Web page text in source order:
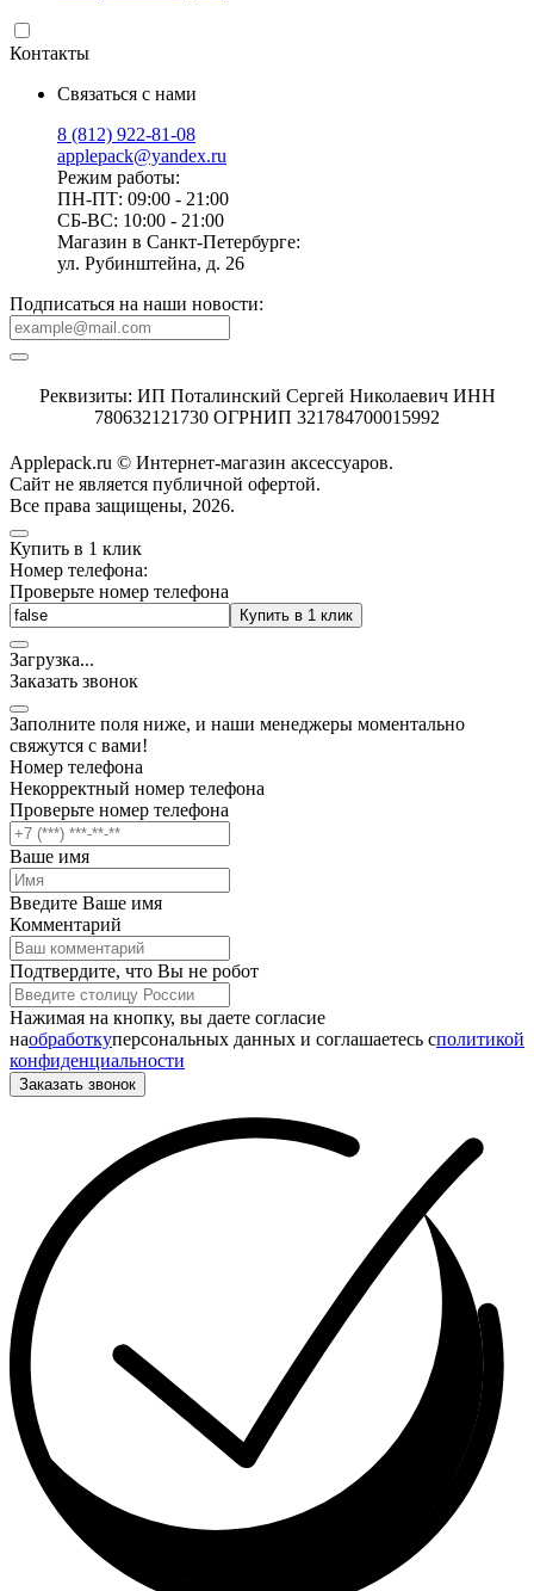
Контакты
Связаться с нами
8 (812) 922-81-08
applepack@yandex.ru
Режим работы:
ПН-ПТ: 09:00 - 21:00
СБ-ВС: 10:00 - 21:00
Магазин в Санкт-Петербурге:
ул. Рубинштейна, д. 26
Подписаться на наши новости:
Реквизиты: ИП Поталинский Сергей Николаевич ИНН
780632121730 ОГРНИП 321784700015992
Applepack.ru © Интернет-магазин аксессуаров.
Cайт не является публичной офертой.
Все права защищены, 2026.
Купить в 1 клик
Номер телефона:
Проверьте номер телефона
Купить в 1 клик
Загрузка...
Заказать звонок
Заполните поля ниже, и наши менеджеры моментально
свяжутся с вами!
Номер телефона
Некорректный номер телефона
Проверьте номер телефона
Ваше имя
Введите Ваше имя
Комментарий
Подтвердите, что Вы не робот
Нажимая на кнопку, вы даете согласие
наобработкуперсональных данных и соглашаетесь cполитикой
конфиденциальности
Заказать звонок